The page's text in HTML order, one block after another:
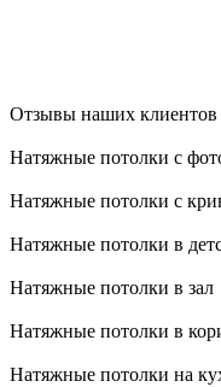
Отзывы наших клиентов
Натяжные потолки с
Натяжные потолки с
Натяжные потолки в
Натяжные потолки в зал
Натяжные потолки в
Натяжные потолки на